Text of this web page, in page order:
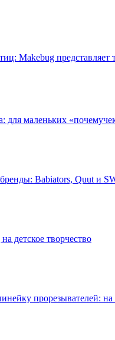
Makebug представляет
для маленьких
Babiators, Quut и
детское творчество
прорезывателей: